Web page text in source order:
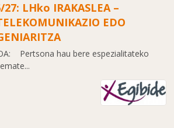
27: LHko IRAKASLEA –
EDO
Pertsona hau bere espezialitateko